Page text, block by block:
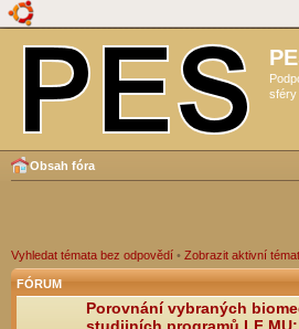
sféry
Obsah fóra
Vyhledat témata bez odpovědí • Zobrazit aktivní
FÓRUM
Porovnání vybraných
studijních programů LF MU;